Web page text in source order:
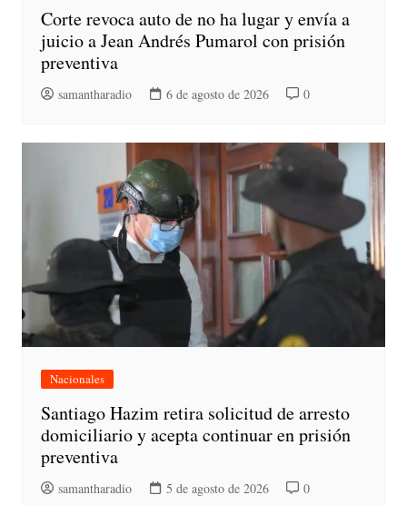
Corte revoca auto de no ha lugar y envía a
juicio a Jean Andrés Pumarol con prisión
preventiva
samantharadio 6 de agosto de 2026 0
Nacionales
Santiago Hazim retira solicitud de arresto
domiciliario y acepta continuar en prisión
preventiva
samantharadio 5 de agosto de 2026 0